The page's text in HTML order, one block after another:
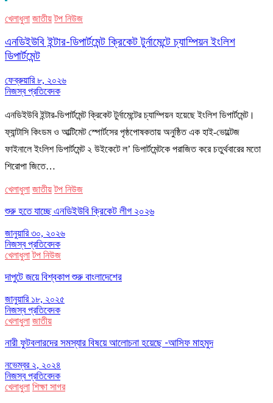
খেলাধুলা জাতীয় টপ নিউজ
এনডিইউবি ইন্টার-ডিপার্টমেন্ট ক্রিকেট টুর্নামেন্টে চ্যাম্পিয়ন ইংলিশ
ডিপার্টমেন্ট
ফেব্রুয়ারি ৮, ২০২৬
নিজস্ব প্রতিবেদক
এনডিইউবি ইন্টার-ডিপার্টমেন্ট ক্রিকেট টুর্নামেন্টের চ্যাম্পিয়ন হয়েছে ইংলিশ ডিপার্টমেন্ট।
ফ্যান্টাসি কিংডম ও আল্টিমেট স্পোর্টসের পৃষ্ঠপোষকতায় অনুষ্ঠিত এক হাই-ভোল্টেজ
ফাইনালে ইংলিশ ডিপার্টমেন্ট ২ উইকেটে ল’ ডিপার্টমেন্টকে পরাজিত করে চতুর্থবারের মতো
শিরোপা জিতে…
খেলাধুলা জাতীয় টপ নিউজ
শুরু হতে যাচ্ছে এনডিইউবি ক্রিকেট লীগ ২০২৬
জানুয়ারি ৩০, ২০২৬
নিজস্ব প্রতিবেদক
খেলাধুলা টপ নিউজ
দাপুটে জয়ে বিশ্বকাপ শুরু বাংলাদেশের
জানুয়ারি ১৮, ২০২৫
নিজস্ব প্রতিবেদক
খেলাধুলা জাতীয়
নারী ফুটবলারদের সমস্যার বিষয়ে আলোচনা হয়েছে -আসিফ মাহমুদ
নভেম্বর ২, ২০২৪
নিজস্ব প্রতিবেদক
খেলাধুলা শিক্ষা সাগর